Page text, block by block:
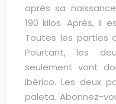
après sa
190 kilos. Après, il
Toutes les parties
Pourtant, les
seulement vont
ibérico. Les deux
paleta. Abonnez-